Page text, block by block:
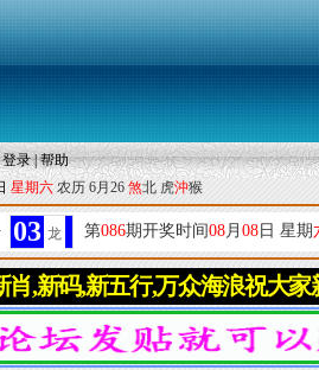
登录|帮助
星期六 农历 6月26 煞北 虎沖猴